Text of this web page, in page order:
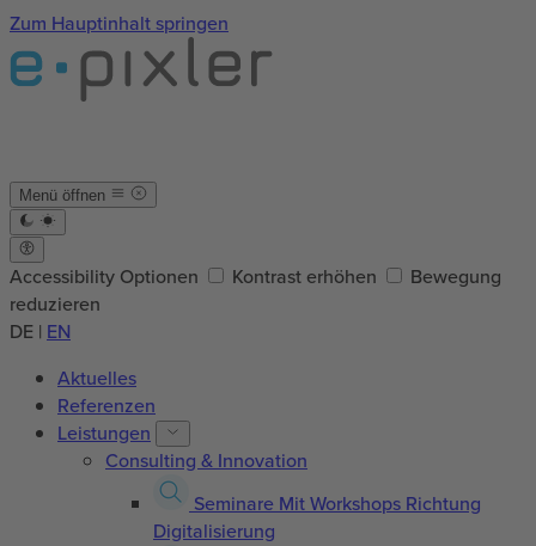
Zum Hauptinhalt springen
Menü öffnen
Accessibility Optionen Kontrast erhöhen
Bewegung
reduzieren
DE | EN
Aktuelles
Referenzen
Leistungen
Consulting & Innovation
Seminare Mit Workshops Richtung
Digitalisierung